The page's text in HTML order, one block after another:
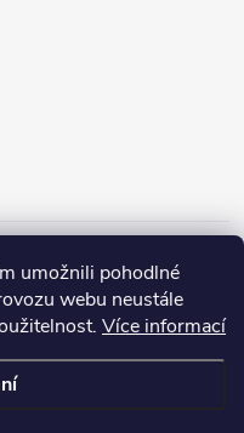
umožnili pohodlné
webu neustále
Více informací